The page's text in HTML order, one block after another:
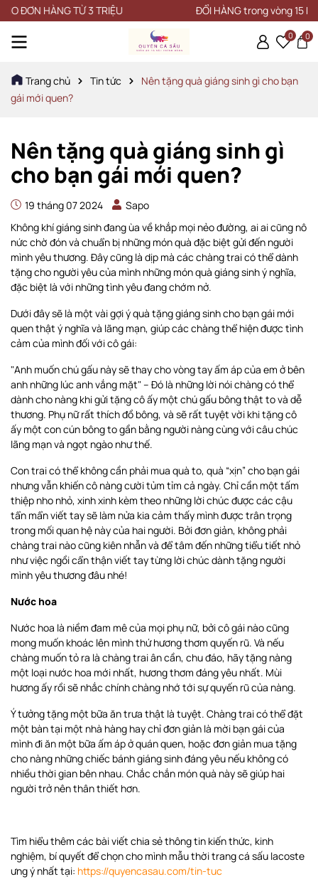
HÀNG TỪ 3 TRIỆU ĐỔI HÀNG trong vòng 15 NGÀY
0 0
Trang chủ Tin tức
Nên tặng quà giáng sinh gì cho bạn
gái mới quen?
Nên tặng quà giáng sinh gì
cho bạn gái mới quen?
19 tháng 07 2024
Sapo
Không khí giáng sinh đang ùa về khắp mọi nẻo đường, ai ai cũng nô
nức chờ đón và chuẩn bị những món quà đặc biệt gửi đến người
mình yêu thương. Đây cũng là dịp mà các chàng trai có thể dành
tặng cho người yêu của mình những món quà giáng sinh ý nghĩa,
đặc biệt là với những tình yêu đang chớm nở.
Dưới đây sẽ là một vài gợi ý quà tặng giáng sinh cho bạn gái mới
quen thật ý nghĩa và lãng mạn, giúp các chàng thể hiện được tình
cảm của mình đối với cô gái:
"Anh muốn chú gấu này sẽ thay cho vòng tay ấm áp của em ở bên
anh những lúc anh vắng mặt" – Đó là những lời nói chàng có thể
dành cho nàng khi gửi tặng cô ấy một chú gấu bông thật to và dễ
thương. Phụ nữ rất thích đồ bông, và sẽ rất tuyệt vời khi tặng cô
ấy một con cún bông to gần bằng người nàng cùng với câu chúc
lãng mạn và ngọt ngào như thế.
Con trai có thể không cần phải mua quà to, quà “xịn” cho bạn gái
nhưng vẫn khiến cô nàng cười tủm tỉm cả ngày. Chỉ cần một tấm
thiệp nho nhỏ, xinh xinh kèm theo những lời chúc được các cậu
tẩn mẩn viết tay sẽ làm nửa kia cảm thấy mình được trân trọng
trong mối quan hệ này của hai người. Bởi đơn giản, không phải
chàng trai nào cũng kiên nhẫn và để tâm đến những tiểu tiết nhỏ
như việc ngồi cẩn thận viết tay từng lời chúc dành tặng người
mình yêu thương đâu nhé!
Nước hoa
Nước hoa là niềm đam mê của mọi phụ nữ, bởi cô gái nào cũng
mong muốn khoác lên mình thứ hương thơm quyến rũ. Và nếu
chàng muốn tỏ ra là chàng trai ân cần, chu đáo, hãy tặng nàng
một loại nước hoa mới nhất, hương thơm đáng yêu nhất. Mùi
hương ấy rồi sẽ nhắc chính chàng nhớ tới sự quyến rũ của nàng.
Ý tưởng tặng một bữa ăn trưa thật là tuyệt. Chàng trai có thể đặt
một bàn tại một nhà hàng hay chỉ đơn giản là mời bạn gái của
mình đi ăn một bữa ấm áp ở quán quen, hoặc đơn giản mua tặng
cho nàng những chiếc bánh giáng sinh đáng yêu nếu không có
nhiều thời gian bên nhau. Chắc chắn món quà này sẽ giúp hai
người trở nên thân thiết hơn.
Tìm hiểu thêm các bài viết chia sẻ thông tin kiến thức, kinh
nghiệm, bí quyết để chọn cho mình mẫu thời trang cá sấu lacoste
ưng ý nhất tại: https://quyencasau.com/tin-tuc